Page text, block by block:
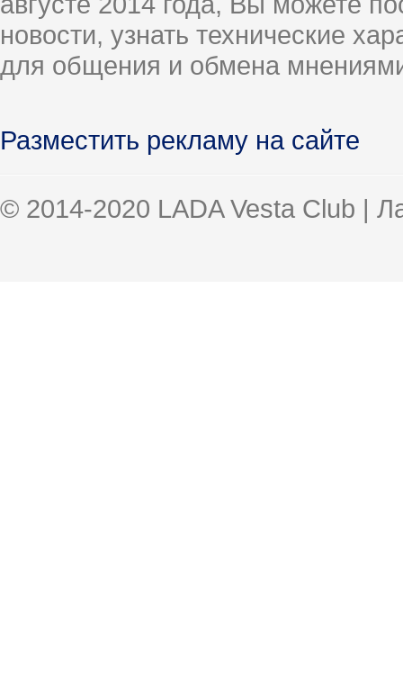
новости, узнать технические
для общения и обмена
Разместить рекламу на сайте
© 2014-2020 LADA Vesta Club |